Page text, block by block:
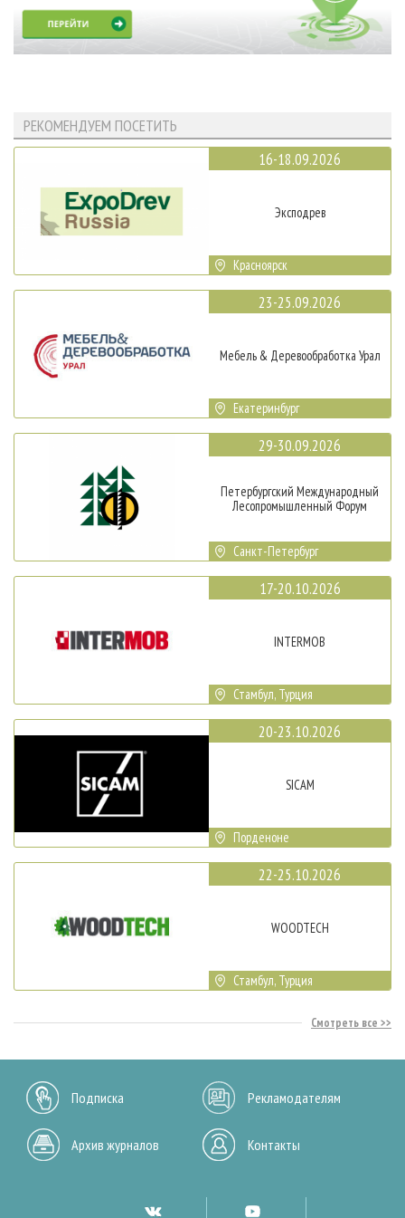
РЕКОМЕНДУЕМ ПОСЕТИТЬ
16-18.09.2026
Эксподрев
Красноярск
23-25.09.2026
Мебель & Деревообработка Урал
Екатеринбург
29-30.09.2026
Петербургский Международный
Лесопромышленный Форум
Санкт-Петербург
17-20.10.2026
INTERMOB
Стамбул, Турция
20-23.10.2026
SICAM
Порденоне
22-25.10.2026
WOODTECH
Стамбул, Турция
Смотреть все
Подписка Рекламодателям
Архив журналов Контакты